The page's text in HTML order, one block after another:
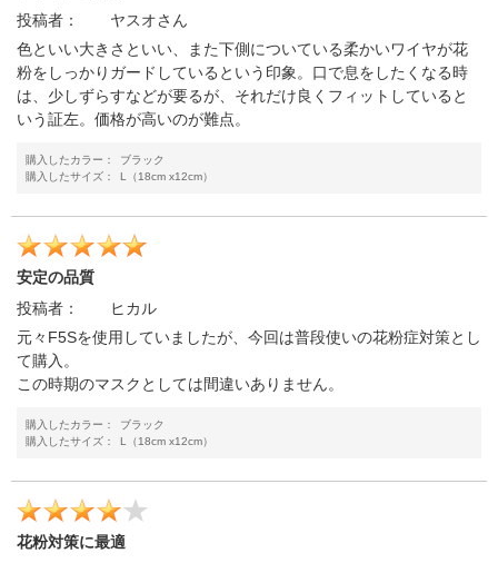
投稿者：
ヤスオさん
色といい大きさといい、また下側についている柔かいワイヤが花
粉をしっかりガードしているという印象。口で息をしたくなる時
は、少しずらすなどが要るが、それだけ良くフィットしていると
いう証左。価格が高いのが難点。
購入したカラー：
ブラック
購入したサイズ：
L（18cm x12cm）
安定の品質
投稿者：
ヒカル
元々F5Sを使用していましたが、今回は普段使いの花粉症対策とし
て購入。
この時期のマスクとしては間違いありません。
購入したカラー：
ブラック
購入したサイズ：
L（18cm x12cm）
花粉対策に最適